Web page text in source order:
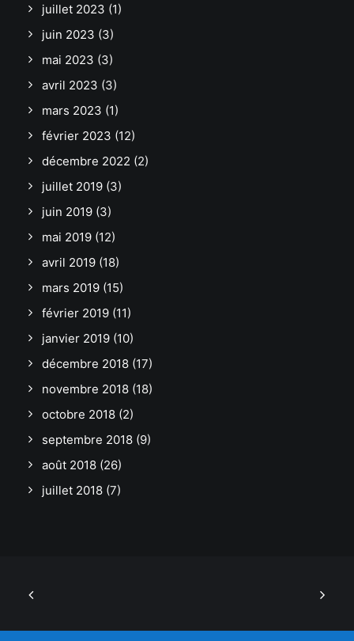
juillet 2023 (1)
juin 2023 (3)
mai 2023 (3)
avril 2023 (3)
mars 2023 (1)
février 2023 (12)
décembre 2022 (2)
juillet 2019 (3)
juin 2019 (3)
mai 2019 (12)
avril 2019 (18)
mars 2019 (15)
février 2019 (11)
janvier 2019 (10)
décembre 2018 (17)
novembre 2018 (18)
octobre 2018 (2)
septembre 2018 (9)
août 2018 (26)
juillet 2018 (7)